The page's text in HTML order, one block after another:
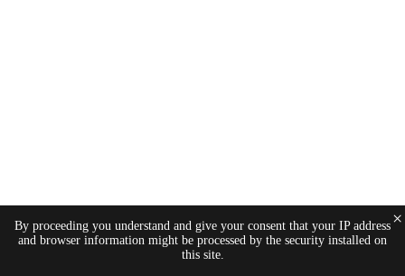
By proceeding you understand and give your consent that your IP address
and browser information might be processed by the security installed on
this site.
×